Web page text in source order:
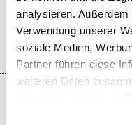
analysieren.
Verwendung unserer
soziale Medien,
Partner führen diese
weiteren Daten